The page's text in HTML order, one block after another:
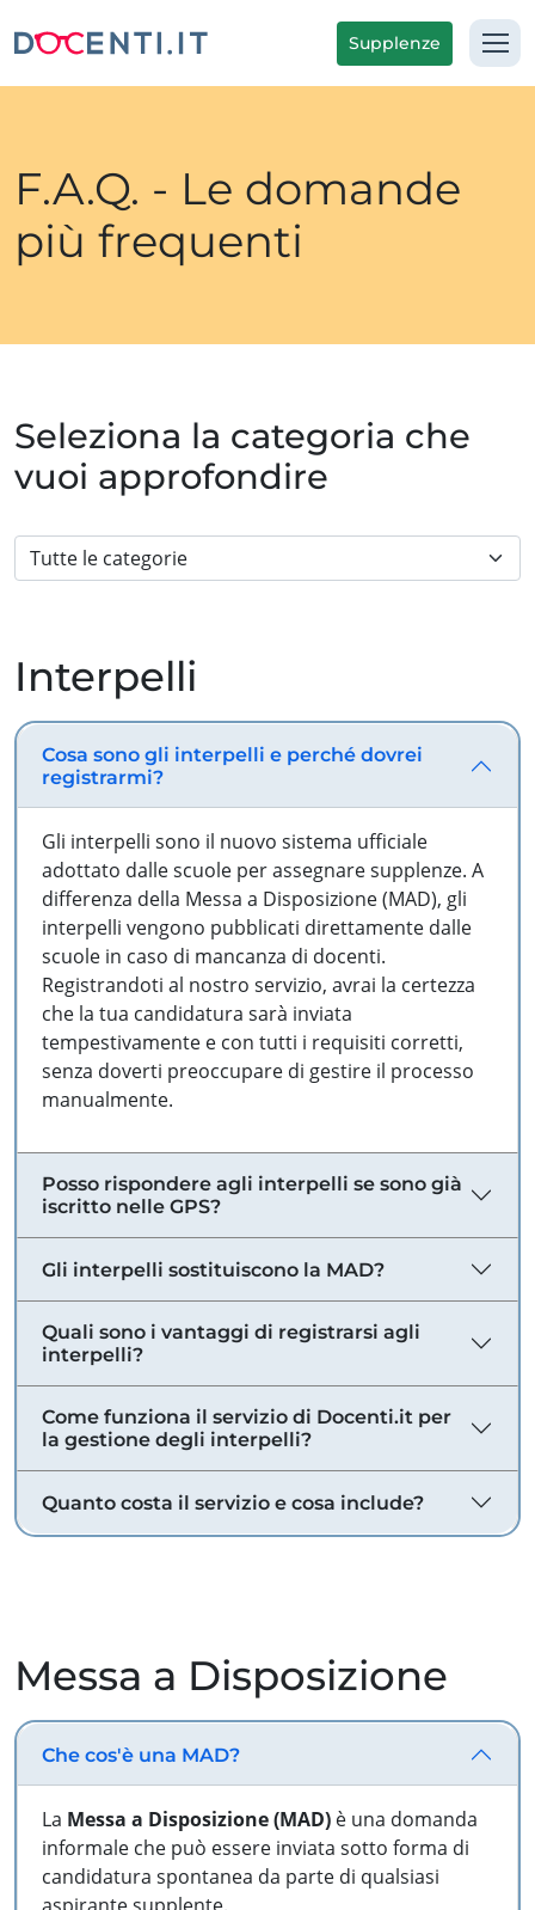
Supplenze
F.A.Q. - Le domande
più frequenti
Seleziona la categoria che
vuoi approfondire
Interpelli
Cosa sono gli interpelli e perché dovrei
registrarmi?
Gli interpelli sono il nuovo sistema ufficiale
adottato dalle scuole per assegnare supplenze. A
differenza della Messa a Disposizione (MAD), gli
interpelli vengono pubblicati direttamente dalle
scuole in caso di mancanza di docenti.
Registrandoti al nostro servizio, avrai la certezza
che la tua candidatura sarà inviata
tempestivamente e con tutti i requisiti corretti,
senza doverti preoccupare di gestire il processo
manualmente.
Posso rispondere agli interpelli se sono già
iscritto nelle GPS?
Gli interpelli sostituiscono la MAD?
Quali sono i vantaggi di registrarsi agli
interpelli?
Come funziona il servizio di Docenti.it per
la gestione degli interpelli?
Quanto costa il servizio e cosa include?
Messa a Disposizione
Che cos'è una MAD?
La Messa a Disposizione (MAD) è una domanda
informale che può essere inviata sotto forma di
candidatura spontanea da parte di qualsiasi